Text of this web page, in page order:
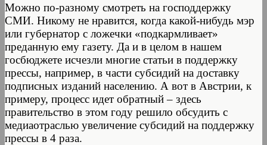
Можно по-разному смотреть на господдержку
СМИ. Никому не нравится, когда какой-нибудь мэр
или губернатор с ложечки «подкармливает»
преданную ему газету. Да и в целом в нашем
госбюджете исчезли многие статьи в поддержку
прессы, например, в части субсидий на доставку
подписных изданий населению. А вот в Австрии, к
примеру, процесс идет обратный – здесь
правительство в этом году решило обсудить с
медиаотраслью увеличение субсидий на поддержку
прессы в 4 раза.